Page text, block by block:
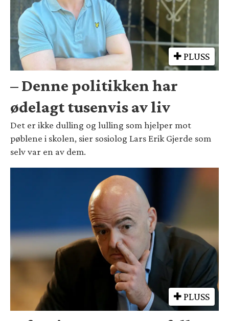
PLUSS
– Denne politikken har
ødelagt tusenvis av liv
Det er ikke dulling og lulling som hjelper mot
pøblene i skolen, sier sosiolog Lars Erik Gjerde som
selv var en av dem.
PLUSS